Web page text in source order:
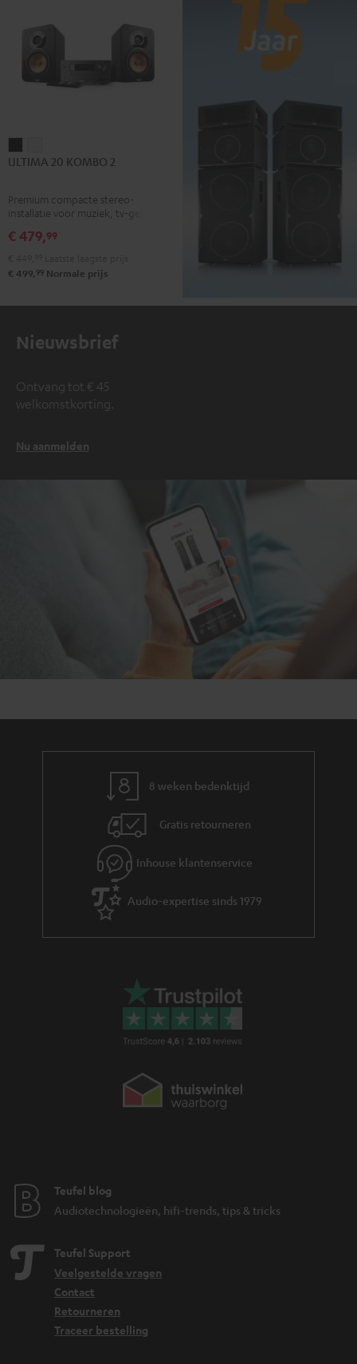
20
2
20
2
ULTIMA 20 KOMBO 2
Premium compacte stereo-
installatie voor muziek, tv-geluid,
€ 479,99
€ 499, 99 Normale prijs
Nieuwsbrief
Ontvang tot € 45
welkomstkorting.
Nu aanmelden
8 weken bedenktijd
Gratis retourneren
Inhouse klantenservice
Audio-expertise sinds 1979
Teufel blog
Audiotechnologieën, hifi-trends, tips & tricks
Teufel Support
Veelgestelde vragen
Contact
Retourneren
Traceer bestelling